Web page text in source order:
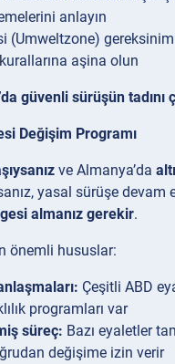
anlayın
(Umweltzone)
aşina olun
güvenli sürüşün tadını
Değişim Programı
ve Almanya’da
yasal sürüşe devam
almanız gerekir.
önemli hususlar:
Çeşitli ABD
programları var
süreç: Bazı eyaletler
değişime izin verir